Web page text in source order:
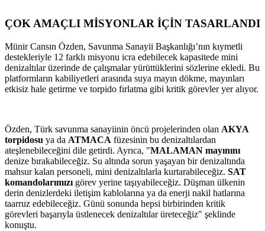
ÇOK AMAÇLI MİSYONLAR İÇİN TASARLANDI
Münir Cansın Özden, Savunma Sanayii Başkanlığı’nın kıymetli
destekleriyle 12 farklı misyonu icra edebilecek kapasitede mini
denizaltılar üzerinde de çalışmalar yürüttüklerini sözlerine ekledi. Bu
platformların kabiliyetleri arasında suya mayın dökme, mayınları
etkisiz hale getirme ve torpido fırlatma gibi kritik görevler yer alıyor.
Özden, Türk savunma sanayiinin öncü projelerinden olan AKYA
torpidosu ya da ATMACA füzesinin bu denizaltılardan
ateşlenebileceğini dile getirdi. Ayrıca, "MALAMAN mayınını
denize bırakabileceğiz. Su altında sorun yaşayan bir denizaltında
mahsur kalan personeli, mini denizaltılarla kurtarabileceğiz. SAT
komandolarımızı görev yerine taşıyabileceğiz. Düşman ülkenin
derin denizlerdeki iletişim kablolarına ya da enerji nakil hatlarına
taarruz edebileceğiz. Günü sonunda hepsi birbirinden kritik
görevleri başarıyla üstlenecek denizaltılar üreteceğiz" şeklinde
konuştu.